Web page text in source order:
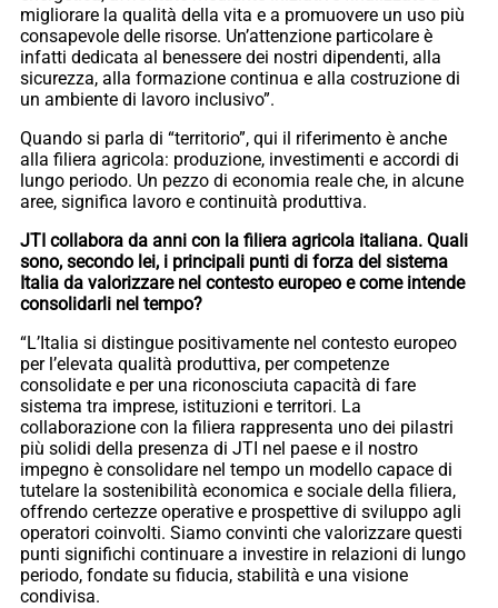
migliorare la qualità della vita e a promuovere un uso più
consapevole delle risorse. Un’attenzione particolare è
infatti dedicata al benessere dei nostri dipendenti, alla
sicurezza, alla formazione continua e alla costruzione di
un ambiente di lavoro inclusivo”.
Quando si parla di “territorio”, qui il riferimento è anche
alla filiera agricola: produzione, investimenti e accordi di
lungo periodo. Un pezzo di economia reale che, in alcune
aree, significa lavoro e continuità produttiva.
JTI collabora da anni con la filiera agricola italiana. Quali
sono, secondo lei, i principali punti di forza del sistema
Italia da valorizzare nel contesto europeo e come intende
consolidarli nel tempo?
“L’Italia si distingue positivamente nel contesto europeo
per l’elevata qualità produttiva, per competenze
consolidate e per una riconosciuta capacità di fare
sistema tra imprese, istituzioni e territori. La
collaborazione con la filiera rappresenta uno dei pilastri
più solidi della presenza di JTI nel paese e il nostro
impegno è consolidare nel tempo un modello capace di
tutelare la sostenibilità economica e sociale della filiera,
offrendo certezze operative e prospettive di sviluppo agli
operatori coinvolti. Siamo convinti che valorizzare questi
punti significhi continuare a investire in relazioni di lungo
periodo, fondate su fiducia, stabilità e una visione
condivisa.